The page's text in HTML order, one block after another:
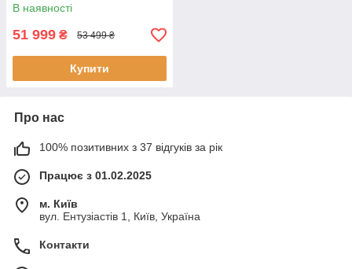
В наявності
51 999 ₴ 53 499 ₴
Купити
Про нас
100% позитивних з 37 відгуків за рік
Працює з 01.02.2025
м. Київ
вул. Ентузіастів 1, Київ, Україна
Контакти